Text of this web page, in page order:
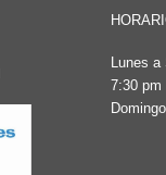
Lunes a
7:30 pm